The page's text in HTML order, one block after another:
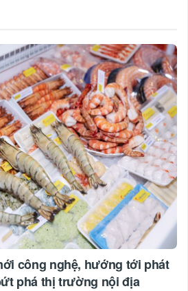
công nghệ, hướng tới phát
phá thị trường nội địa